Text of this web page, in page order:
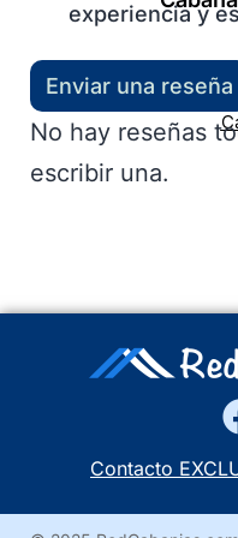
experiencia y
Enviar una reseña
No hay reseñas
escribir una.
Contacto